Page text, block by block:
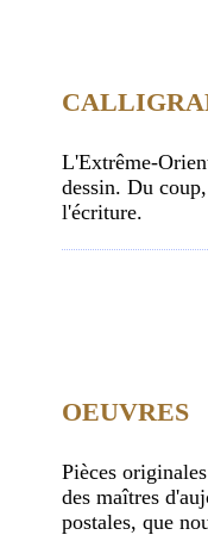
L'Extrême-
dessin. Du
l'écriture.
OEUVRES
Pièces
des maîtres
postales, que